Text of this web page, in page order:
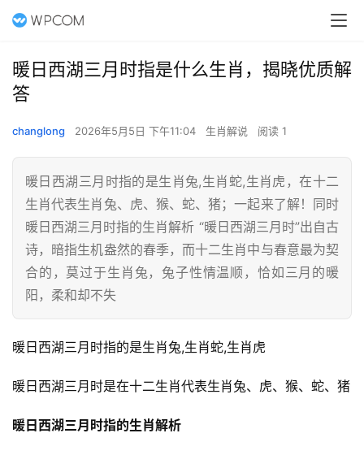
暖日西湖三月时指是什么生肖，揭晓优质解
答
changlong 2026年5月5日 下午11:04 生肖解说 阅读 1
暖日西湖三月时指的是生肖兔,生肖蛇,生肖虎，在十二
生肖代表生肖兔、虎、猴、蛇、猪；一起来了解！同时
暖日西湖三月时指的生肖解析 “暖日西湖三月时”出自古
诗，暗指生机盎然的春季，而十二生肖中与春意最为契
合的，莫过于生肖兔，兔子性情温顺，恰如三月的暖
阳，柔和却不失
暖日西湖三月时指的是生肖兔,生肖蛇,生肖虎
暖日西湖三月时是在十二生肖代表生肖兔、虎、猴、蛇、猪
暖日西湖三月时指的生肖解析